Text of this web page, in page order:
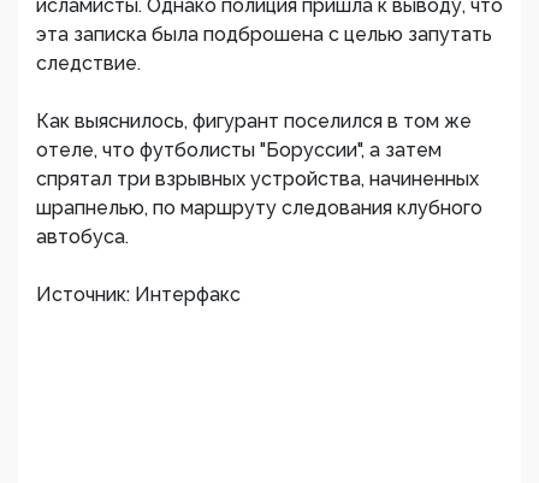
исламисты. Однако полиция пришла к выводу, что
эта записка была подброшена с целью запутать
следствие.
Как выяснилось, фигурант поселился в том же
отеле, что футболисты "Боруссии", а затем
спрятал три взрывных устройства, начиненных
шрапнелью, по маршруту следования клубного
автобуса.
Источник: Интерфакс